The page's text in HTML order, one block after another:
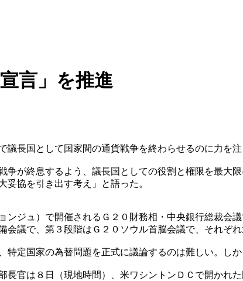
言」を推進
長国として国家間の通貨戦争を終わらせるのに力を注
争が終息するよう、議長国としての役割と権限を最大
協を引き出す考え」と語った。
ンジュ）で開催されるＧ２０財務相・中央銀行総裁会
議で、第３段階はＧ２０ソウル首脳会議で、それぞ
定国家の為替問題を正式に議論するのは難しい。し
長官は８日（現地時間）、米ワシントンＤＣで開かれ